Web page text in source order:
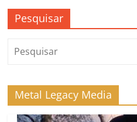
Pesquisar
Metal Legacy Media